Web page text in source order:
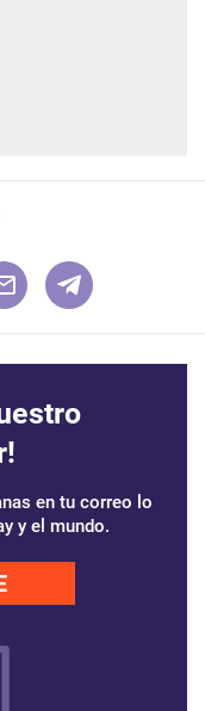
en tu correo lo
y el mundo.